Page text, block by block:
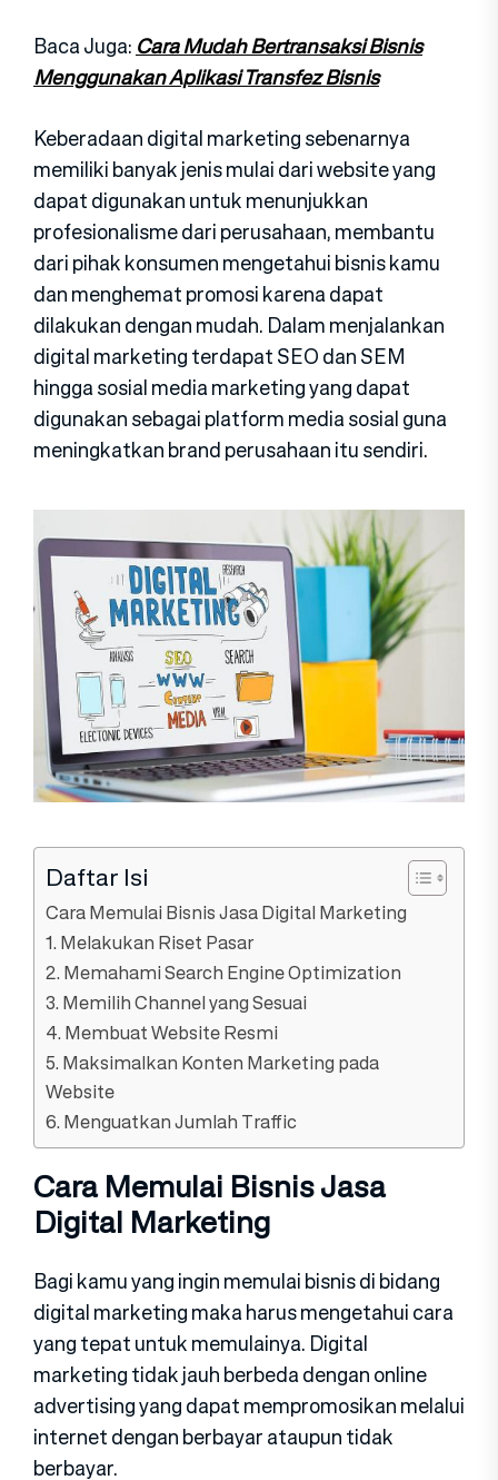
Baca Juga: Cara Mudah Bertransaksi Bisnis
Menggunakan Aplikasi Transfez Bisnis
Keberadaan digital marketing sebenarnya
memiliki banyak jenis mulai dari website yang
dapat digunakan untuk menunjukkan
profesionalisme dari perusahaan, membantu
dari pihak konsumen mengetahui bisnis kamu
dan menghemat promosi karena dapat
dilakukan dengan mudah. Dalam menjalankan
digital marketing terdapat SEO dan SEM
hingga sosial media marketing yang dapat
digunakan sebagai platform media sosial guna
meningkatkan brand perusahaan itu sendiri.
Daftar Isi
Cara Memulai Bisnis Jasa Digital Marketing
1. Melakukan Riset Pasar
2. Memahami Search Engine Optimization
3. Memilih Channel yang Sesuai
4. Membuat Website Resmi
5. Maksimalkan Konten Marketing pada
Website
6. Menguatkan Jumlah Traffic
Cara Memulai Bisnis Jasa
Digital Marketing
Bagi kamu yang ingin memulai bisnis di bidang
digital marketing maka harus mengetahui cara
yang tepat untuk memulainya. Digital
marketing tidak jauh berbeda dengan online
advertising yang dapat mempromosikan melalui
internet dengan berbayar ataupun tidak
berbayar.